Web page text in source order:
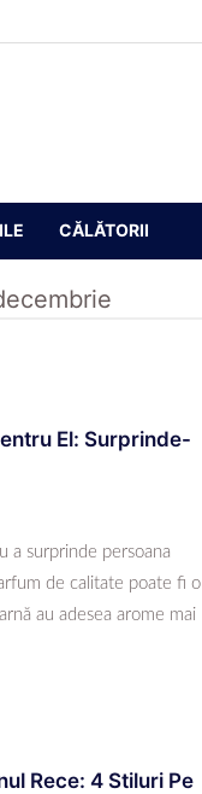
CĂLĂTORII
El: Surprinde-
a surprinde persoana
de calitate poate fi o
au adesea arome mai
Rece: 4 Stiluri Pe